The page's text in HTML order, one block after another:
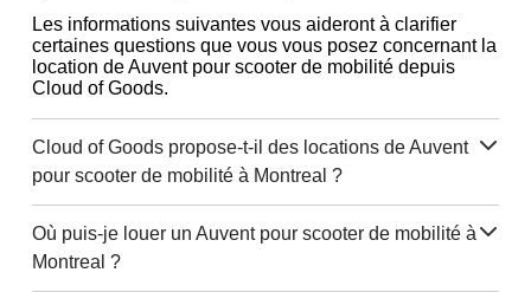
Les informations suivantes vous aideront à clarifier
certaines questions que vous vous posez concernant la
location de Auvent pour scooter de mobilité depuis
Cloud of Goods.
Cloud of Goods propose-t-il des locations de Auvent
pour scooter de mobilité à Montreal ?
Où puis-je louer un Auvent pour scooter de mobilité à
Montreal ?